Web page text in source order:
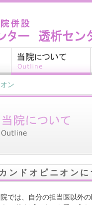
ン
ンドオピニオンに
では、自分の担当医以外